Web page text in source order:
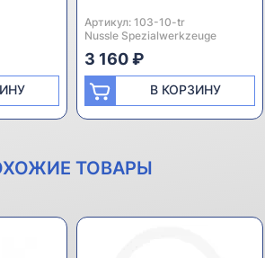
Артикул: 103-10-tr
Производитель:
Nussle Spezialwerkzeuge
3 160 ₽
В КОРЗИНУ
ТОВАРЫ